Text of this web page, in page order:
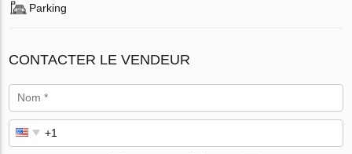
Parking
CONTACTER LE VENDEUR